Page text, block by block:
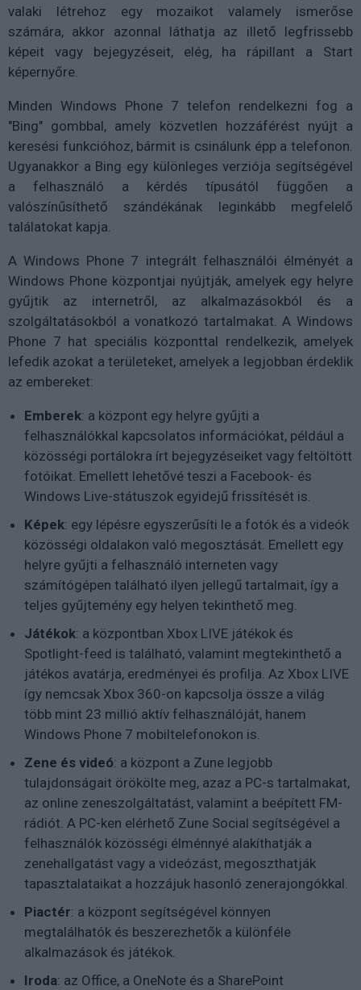
valaki létrehoz egy mozaikot valamely ismerőse
számára, akkor azonnal láthatja az illető legfrissebb
képeit vagy bejegyzéseit, elég, ha rápillant a Start
képernyőre.
Minden Windows Phone 7 telefon rendelkezni fog a
"Bing" gombbal, amely közvetlen hozzáférést nyújt a
keresési funkcióhoz, bármit is csinálunk épp a telefonon.
Ugyanakkor a Bing egy különleges verziója segítségével
a felhasználó a kérdés típusától függően a
valószínűsíthető szándékának leginkább megfelelő
találatokat kapja.
A Windows Phone 7 integrált felhasználói élményét a
Windows Phone központjai nyújtják, amelyek egy helyre
gyűjtik az internetről, az alkalmazásokból és a
szolgáltatásokból a vonatkozó tartalmakat. A Windows
Phone 7 hat speciális központtal rendelkezik, amelyek
lefedik azokat a területeket, amelyek a legjobban érdeklik
az embereket:
Emberek: a központ egy helyre gyűjti a
felhasználókkal kapcsolatos információkat, például a
közösségi portálokra írt bejegyzéseiket vagy feltöltött
fotóikat. Emellett lehetővé teszi a Facebook- és
Windows Live-státuszok egyidejű frissítését is.
Képek: egy lépésre egyszerűsíti le a fotók és a videók
közösségi oldalakon való megosztását. Emellett egy
helyre gyűjti a felhasználó interneten vagy
számítógépen található ilyen jellegű tartalmait, így a
teljes gyűjtemény egy helyen tekinthető meg.
Játékok: a központban Xbox LIVE játékok és
Spotlight-feed is található, valamint megtekinthető a
játékos avatárja, eredményei és profilja. Az Xbox LIVE
így nemcsak Xbox 360-on kapcsolja össze a világ
több mint 23 millió aktív felhasználóját, hanem
Windows Phone 7 mobiltelefonokon is.
Zene és videó: a központ a Zune legjobb
tulajdonságait örökölte meg, azaz a PC-s tartalmakat,
az online zeneszolgáltatást, valamint a beépített FM-
rádiót. A PC-ken elérhető Zune Social segítségével a
felhasználók közösségi élménnyé alakíthatják a
zenehallgatást vagy a videózást, megoszthatják
tapasztalataikat a hozzájuk hasonló zenerajongókkal.
Piactér: a központ segítségével könnyen
megtalálhatók és beszerezhetők a különféle
alkalmazások és játékok.
Iroda: az Office, a OneNote és a SharePoint